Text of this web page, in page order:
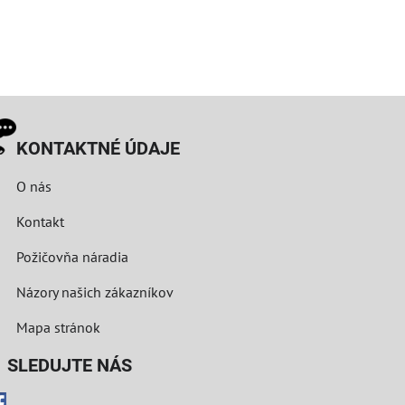
KONTAKTNÉ ÚDAJE
O nás
Kontakt
Požičovňa náradia
Názory našich zákazníkov
Mapa stránok
NÁS